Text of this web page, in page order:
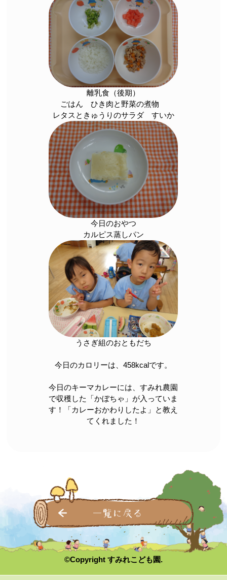
離乳食（後期）
ごはん ひき肉と野菜の煮物
レタスときゅうりのサラダ すいか
今日のおやつ
カルピス蒸しパン
うさぎ組のおともだち
今日のカロリーは、458kcalです。
今日のキーマカレーには、すみれ農園
で収穫した「かぼちゃ」が入っていま
す！「カレーおかわりしたよ」と教え
てくれました！
一覧に戻る
©Copyright すみれこども園.